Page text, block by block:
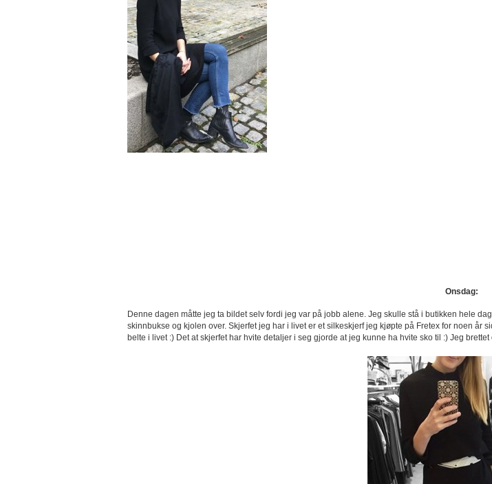
Onsdag:
Denne dagen måtte jeg ta bildet selv fordi jeg var på jobb alene. Jeg skulle stå i butikken hele
skinnbukse og kjolen over. Skjerfet jeg har i livet er et silkeskjerf jeg kjøpte på Fretex for noen år
belte i livet :) Det at skjerfet har hvite detaljer i seg gjorde at jeg kunne ha hvite sko til :) Jeg